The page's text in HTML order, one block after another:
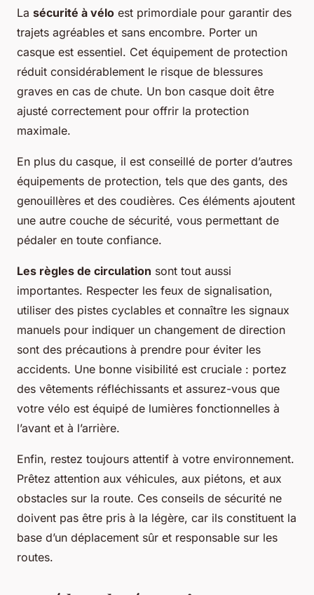
La sécurité à vélo est primordiale pour garantir des
trajets agréables et sans encombre. Porter un
casque est essentiel. Cet équipement de protection
réduit considérablement le risque de blessures
graves en cas de chute. Un bon casque doit être
ajusté correctement pour offrir la protection
maximale.
En plus du casque, il est conseillé de porter d’autres
équipements de protection, tels que des gants, des
genouillères et des coudières. Ces éléments ajoutent
une autre couche de sécurité, vous permettant de
pédaler en toute confiance.
Les règles de circulation sont tout aussi
importantes. Respecter les feux de signalisation,
utiliser des pistes cyclables et connaître les signaux
manuels pour indiquer un changement de direction
sont des précautions à prendre pour éviter les
accidents. Une bonne visibilité est cruciale : portez
des vêtements réfléchissants et assurez-vous que
votre vélo est équipé de lumières fonctionnelles à
l’avant et à l’arrière.
Enfin, restez toujours attentif à votre environnement.
Prêtez attention aux véhicules, aux piétons, et aux
obstacles sur la route. Ces conseils de sécurité ne
doivent pas être pris à la légère, car ils constituent la
base d’un déplacement sûr et responsable sur les
routes.